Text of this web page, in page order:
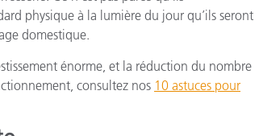
physique à la lumière du jour qu’ils seront
domestique.
énorme, et la réduction du nombre
consultez nos 10 astuces pour